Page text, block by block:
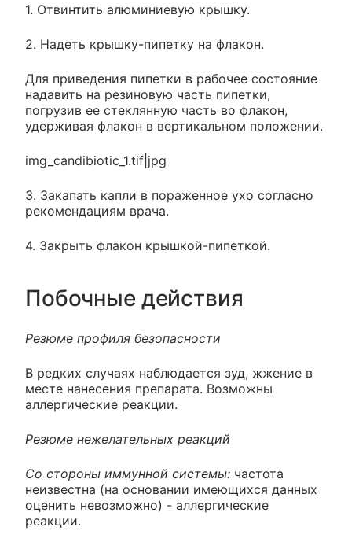
1. Отвинтить алюминиевую крышку.
2. Надеть крышку-пипетку на флакон.
Для приведения пипетки в рабочее состояние
надавить на резиновую часть пипетки,
погрузив ее стеклянную часть во флакон,
удерживая флакон в вертикальном положении.
img_candibiotic_1.tif|jpg
3. Закапать капли в пораженное ухо согласно
рекомендациям врача.
4. Закрыть флакон крышкой-пипеткой.
Побочные действия
Резюме профиля безопасности
В редких случаях наблюдается зуд, жжение в
месте нанесения препарата. Возможны
аллергические реакции.
Резюме нежелательных реакций
Со стороны иммунной системы: частота
неизвестна (на основании имеющихся данных
оценить невозможно) - аллергические
реакции.